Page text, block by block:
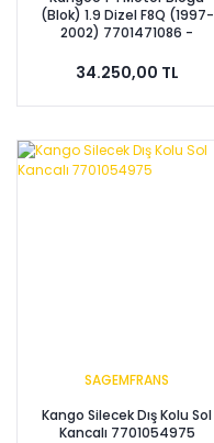
(Blok) 1.9 Dizel F8Q (1997-
2002) 7701471086 -
34.250,00 TL
SAGEMFRANS
Kango Silecek Dış Kolu Sol
Kancalı 7701054975